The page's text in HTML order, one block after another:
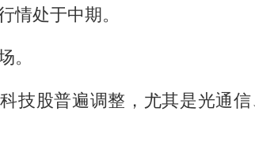
情处于中期。
。
技股普遍调整，尤其是光通